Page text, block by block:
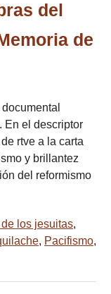
del
de
En el descriptor
rtve a la carta
y brillantez
del reformismo
los jesuitas,
, Pacifismo,